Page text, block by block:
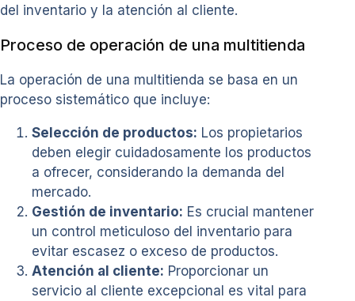
del inventario y la atención al cliente.
Proceso de operación de una multitienda
La operación de una multitienda se basa en un
proceso sistemático que incluye:
Selección de productos: Los propietarios
deben elegir cuidadosamente los productos
a ofrecer, considerando la demanda del
mercado.
Gestión de inventario: Es crucial mantener
un control meticuloso del inventario para
evitar escasez o exceso de productos.
Atención al cliente: Proporcionar un
servicio al cliente excepcional es vital para